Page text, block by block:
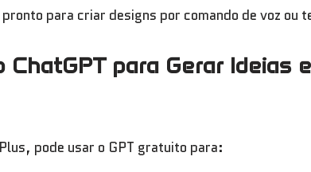
para criar designs por comando de voz ou
ChatGPT para Gerar Ideias
pode usar o GPT gratuito para: